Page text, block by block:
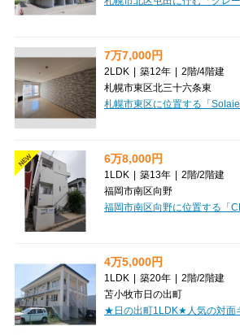
7万7,000円
2LDK | 築12年 | 2階/4階建
札幌市東区北三十六条東
NEW 6万8,000円
1LDK | 築13年 | 2階/2階建
福岡市南区向野
4万5,000円
1LDK | 築20年 | 2階/2階建
苫小牧市日の出町